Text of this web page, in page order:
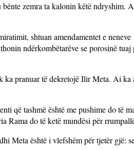
zemra ta kalonin këtë ndryshim.
shtuan amendamentet e
ndërkombëtarëve se porosinë
pranuar të dekretojë Ilir Meta. Ai
që tashmë është me pushime do të
Rama do të ketë mundësi për
Meta është i vlefshëm për tjetër gjë: